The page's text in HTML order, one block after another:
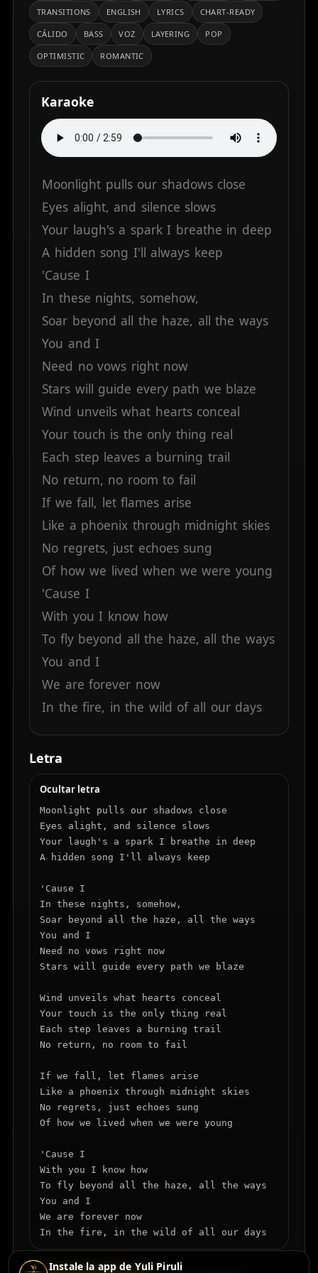
TRANSITIONS ENGLISH LYRICS CHART-READY
CÁLIDO BASS VOZ LAYERING POP
OPTIMISTIC ROMANTIC
Karaoke
Moonlight pulls our shadows close
Eyes alight, and silence slows
Your laugh's a spark I breathe in deep
A hidden song I'll always keep
'Cause I
In these nights, somehow,
Soar beyond all the haze, all the ways
You and I
Need no vows right now
Stars will guide every path we blaze
Wind unveils what hearts conceal
Your touch is the only thing real
Each step leaves a burning trail
No return, no room to fail
If we fall, let flames arise
Like a phoenix through midnight skies
No regrets, just echoes sung
Of how we lived when we were young
'Cause I
With you I know how
To fly beyond all the haze, all the ways
You and I
We are forever now
In the fire, in the wild of all our days
Letra
Ocultar letra
Moonlight pulls our shadows close
Eyes alight, and silence slows
Your laugh's a spark I breathe in deep
A hidden song I'll always keep
'Cause I
In these nights, somehow,
Soar beyond all the haze, all the ways
You and I
Need no vows right now
Stars will guide every path we blaze
Wind unveils what hearts conceal
Your touch is the only thing real
Each step leaves a burning trail
No return, no room to fail
If we fall, let flames arise
Like a phoenix through midnight skies
No regrets, just echoes sung
Of how we lived when we were young
'Cause I
With you I know how
To fly beyond all the haze, all the ways
You and I
We are forever now
In the fire, in the wild of all our days
Instale la app de Yuli Piruli